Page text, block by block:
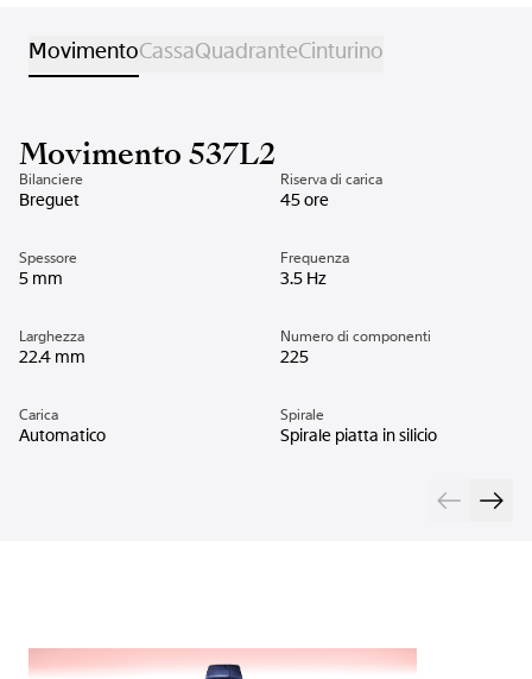
MovimentoCassaQuadranteCinturino
Movimento 537L2
Bilanciere
Breguet
Riserva di carica
45 ore
Spessore
5 mm
Frequenza
3.5 Hz
Larghezza
22.4 mm
Numero di componenti
225
Carica
Automatico
Spirale
Spirale piatta in silicio